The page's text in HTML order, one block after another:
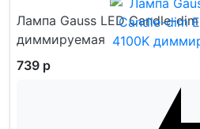
Лампа Gauss LED Candle-
диммируемая
739 р